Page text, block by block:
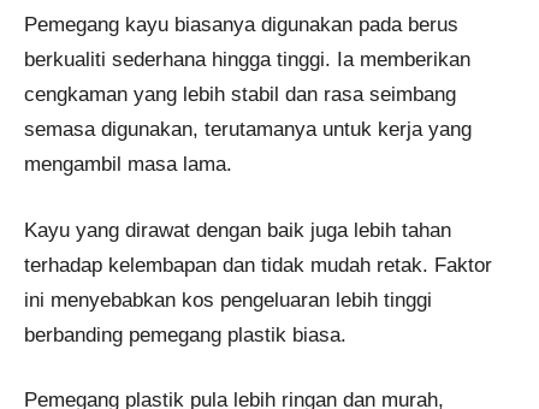
Pemegang kayu biasanya digunakan pada berus
berkualiti sederhana hingga tinggi. Ia memberikan
cengkaman yang lebih stabil dan rasa seimbang
semasa digunakan, terutamanya untuk kerja yang
mengambil masa lama.
Kayu yang dirawat dengan baik juga lebih tahan
terhadap kelembapan dan tidak mudah retak. Faktor
ini menyebabkan kos pengeluaran lebih tinggi
berbanding pemegang plastik biasa.
Pemegang plastik pula lebih ringan dan murah,